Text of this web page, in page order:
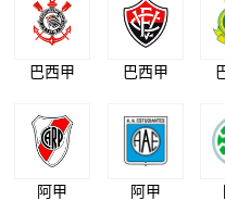
巴西甲 巴西甲
阿甲 阿甲